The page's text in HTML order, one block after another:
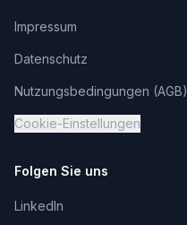
Impressum
Datenschutz
Nutzungsbedingungen (AGB)
Cookie-Einstellungen
Folgen Sie uns
LinkedIn